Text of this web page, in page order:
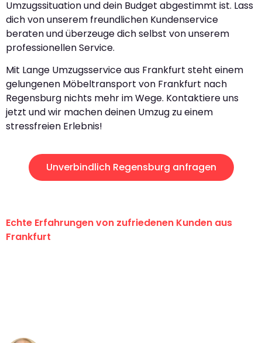
Umzugssituation und dein Budget abgestimmt ist. Lass
dich von unserem freundlichen Kundenservice
beraten und überzeuge dich selbst von unserem
professionellen Service.
Mit Lange Umzugsservice aus Frankfurt steht einem
gelungenen Möbeltransport von Frankfurt nach
Regensburg nichts mehr im Wege. Kontaktiere uns
jetzt und wir machen deinen Umzug zu einem
stressfreien Erlebnis!
Unverbindlich Regensburg anfragen
Echte Erfahrungen von zufriedenen Kunden aus
Frankfurt